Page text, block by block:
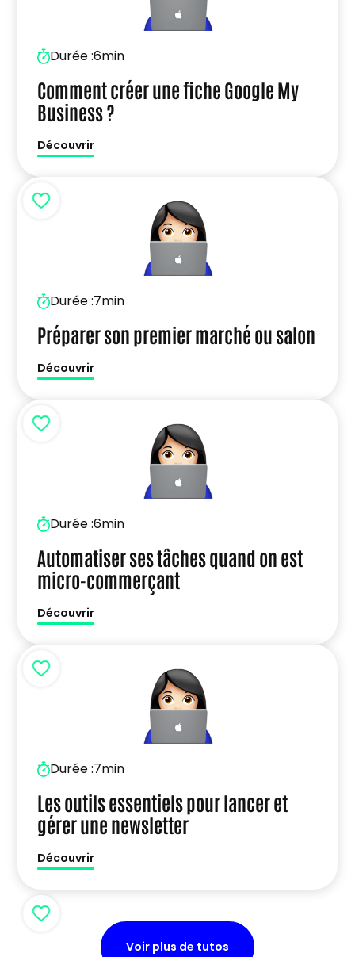
Durée :6min
Comment créer une fiche Google My
Business ?
Découvrir
Durée :7min
Préparer son premier marché ou salon
Découvrir
Durée :6min
Automatiser ses tâches quand on est
micro-commerçant
Découvrir
Durée :7min
Les outils essentiels pour lancer et
gérer une newsletter
Découvrir
Voir plus de tutos